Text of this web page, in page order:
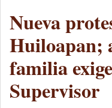
Nueva
Huiloapan;
familia
Supervisor